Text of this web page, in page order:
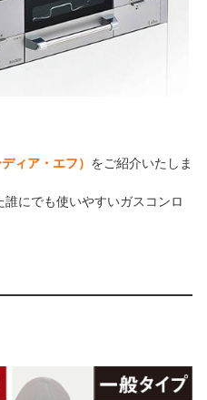
ィア・エフ） をご紹介いたしま
にでも使いやすいガスコンロ